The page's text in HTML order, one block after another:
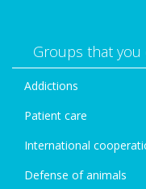
Groups that
Addictions
Patient care
International
Defense of animals